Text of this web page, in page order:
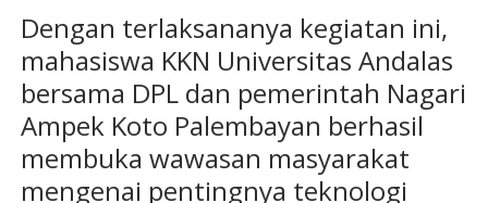
Dengan terlaksananya kegiatan ini,
mahasiswa KKN Universitas Andalas
bersama DPL dan pemerintah Nagari
Ampek Koto Palembayan berhasil
membuka wawasan masyarakat
mengenai pentingnya teknologi